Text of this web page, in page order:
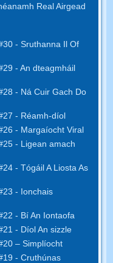
Real Airgead
- Sruthanna Il Of
- An dteagmháil
- Ná Cuir Gach Do
- Réamh-díol
- Margaíocht Viral
- Ligean amach
- Tógáil A Liosta As
- Ionchais
- Bí An Iontaofa
- Díol An sizzle
– Simplíocht
- Cruthúnas